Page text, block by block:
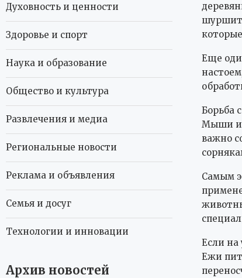
шуршит
Еще
Борьба
Мыши и
важно
Самым
Если на
Ежи
Духовность и ценности
Здоровье и спорт
Наука и образование
Общество и культура
Развлечения и медиа
Региональные новости
Реклама и объявления
Семья и досуг
Технологии и инновации
Архив новостей